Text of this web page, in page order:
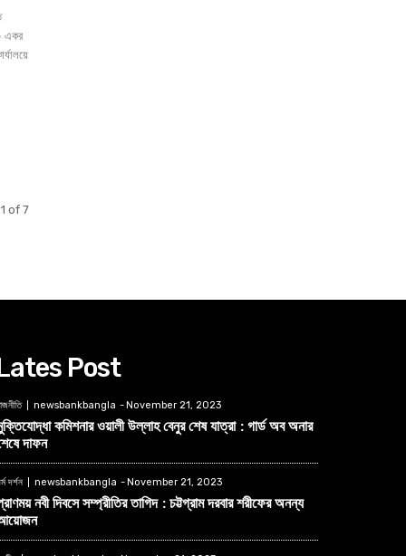
একর
of 7
Post
newsbankbangla -November 21, 2023
কমিশনার ওয়ালী উল্লাহ বেনুর শেষ যাত্রা : গার্ড অব অনার
দাফন
দর্শন newsbankbangla -November 21, 2023
নবী দিবসে সম্প্রীতির তাগিদ : চট্টগ্রাম দরবার শরীফের অনন্য